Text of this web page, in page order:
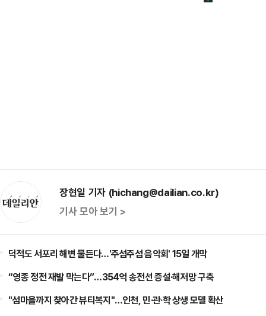
장현일 기자 (hichang@dailian.co.kr)
기사 모아 보기 >
덕적도 서포리 해변 물든다…'주섬주섬 음악회' 15일 개막
“영종 정전 재발 막는다”…354억 송전선 증설·해저망 구축
"섬마을까지 찾아간 뷰티복지"…인천, 민·관·학 상생 모델 확산